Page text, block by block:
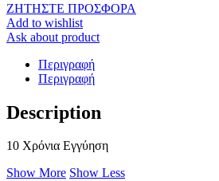
ΖΗΤΗΣΤΕ ΠΡΟΣΦΟΡΑ
Add to wishlist
Ask about product
Περιγραφή
Περιγραφή
Description
10 Χρόνια Εγγύηση
Show More Show Less